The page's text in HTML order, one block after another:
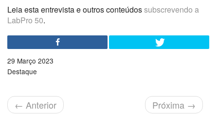
Leia esta entrevista e outros conteúdossubscrevendo a
LabPro 50.
29 Março 2023
Destaque
← Anterior Próxima →